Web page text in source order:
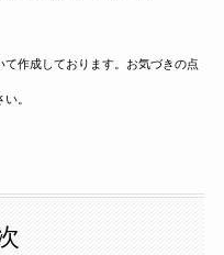
て作成しております。お気づきの点
。